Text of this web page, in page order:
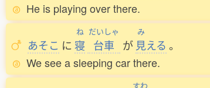
He is playing over there.
あそこ に
ね
寝
だいしゃ
台車 が
み
見える 。
We see a sleeping car there.
すわ